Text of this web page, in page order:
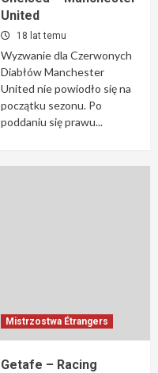
United
18 lat temu
Wyzwanie dla Czerwonych
Diabłów Manchester
United nie powiodło się na
początku sezonu. Po
poddaniu się prawu...
Mistrzostwa Étrangers
Getafe – Racing